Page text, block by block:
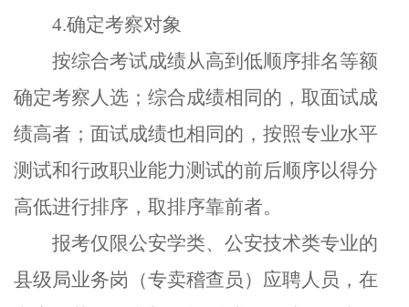
4.确定考察对象
按综合考试成绩从高到低顺序排名等额
确定考察人选；综合成绩相同的，取面试成
绩高者；面试成绩也相同的，按照专业水平
测试和行政职业能力测试的前后顺序以得分
高低进行排序，取排序靠前者。
报考仅限公安学类、公安技术类专业的
县级局业务岗（专卖稽查员）应聘人员，在